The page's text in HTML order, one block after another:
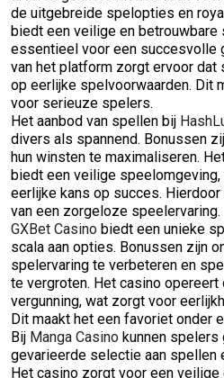
de uitgebreide spelopties en
biedt een veilige en betrouwbare
essentieel voor een succesvolle
van het platform zorgt ervoor dat
op eerlijke spelvoorwaarden. Dit
voor serieuze spelers.
Het aanbod van spellen bij
divers als spannend. Bonussen
hun winsten te maximaliseren.
biedt een veilige
eerlijke kans op succes.
van een zorgeloze speelervaring.
GXBet Casino biedt een unieke
scala aan opties. Bonussen zijn
spelervaring te verbeteren en
te vergroten. Het casino
vergunning, wat zorgt voor
Dit maakt het een favoriet onder
Bij Manga Casino kunnen spelers
gevarieerde selectie aan spellen
Het casino zorgt voor een veilige